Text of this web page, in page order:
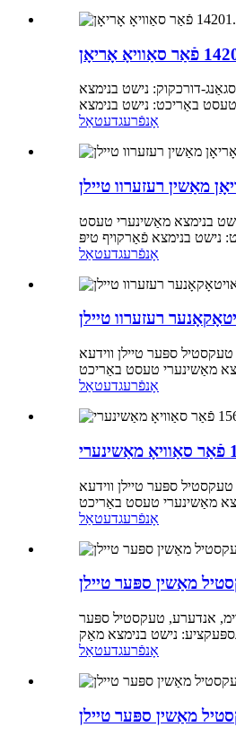
ווידעא אַרויסגאַנג-דורכקוק: נישט בנימצא
אָנפֿרעגדעטאַל
בנימצא מאַשינערי טעסט
אָנפֿרעגדעטאַל
ינדאַסטריז: טעקסטיל ספּער טיילן ווידעא
אָנפֿרעגדעטאַל
ספּער טיילן ווידעא
אָנפֿרעגדעטאַל
מאַשין ספּער טיילן
אנדערע, טעקסטיל ספּער
אָנפֿרעגדעטאַל